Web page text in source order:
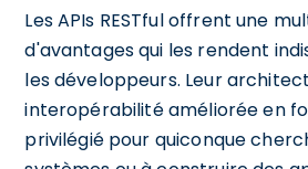
Les APIs RESTful offrent une
d'avantages qui les rendent
les développeurs. Leur
interopérabilité améliorée en
privilégié pour quiconque